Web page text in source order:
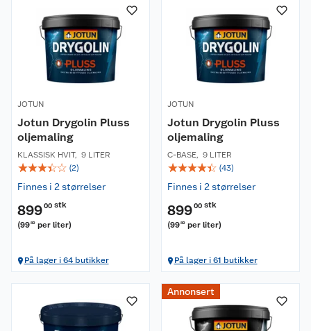
JOTUN
Jotun Drygolin Pluss
oljemaling
KLASSISK HVIT, 9 LITER
☆☆☆☆☆ (2)
Finnes i 2 størrelser
89900 stk
(9989 per liter)
På lager i 64 butikker
JOTUN
Jotun Drygolin Pluss
oljemaling
C-BASE, 9 LITER
☆☆☆☆☆ (43)
Finnes i 2 størrelser
89900 stk
(9989 per liter)
På lager i 61 butikker
Annonsert